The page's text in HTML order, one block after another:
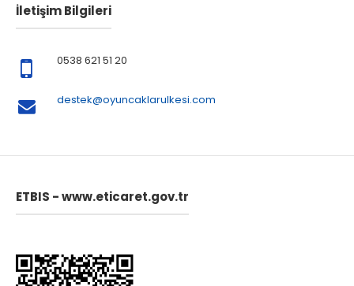
İletişim Bilgileri
0538 621 51 20
destek@oyuncaklarulkesi.com
ETBIS - www.eticaret.gov.tr